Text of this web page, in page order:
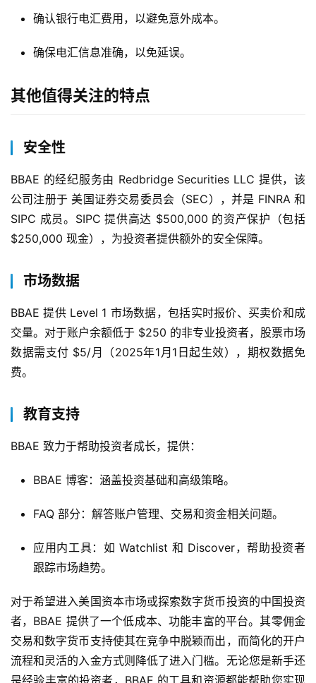
确认银行电汇费用，以避免意外成本。
确保电汇信息准确，以免延误。
其他值得关注的特点
安全性
BBAE 的经纪服务由 Redbridge Securities LLC 提供，该
公司注册于 美国证券交易委员会（SEC），并是 FINRA 和
SIPC 成员。SIPC 提供高达 $500,000 的资产保护（包括
$250,000 现金），为投资者提供额外的安全保障。
市场数据
BBAE 提供 Level 1 市场数据，包括实时报价、买卖价和成
交量。对于账户余额低于 $250 的非专业投资者，股票市场
数据需支付 $5/月（2025年1月1日起生效），期权数据免
费。
教育支持
BBAE 致力于帮助投资者成长，提供：
BBAE 博客：涵盖投资基础和高级策略。
FAQ 部分：解答账户管理、交易和资金相关问题。
应用内工具：如 Watchlist 和 Discover，帮助投资者
跟踪市场趋势。
对于希望进入美国资本市场或探索数字货币投资的中国投资
者，BBAE 提供了一个低成本、功能丰富的平台。其零佣金
交易和数字货币支持使其在竞争中脱颖而出，而简化的开户
流程和灵活的入金方式则降低了进入门槛。无论您是新手还